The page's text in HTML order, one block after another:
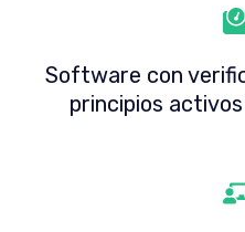
Software con
principios